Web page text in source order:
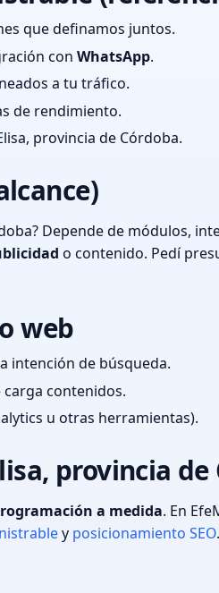
que definamos juntos.
con WhatsApp.
a tu tráfico.
de rendimiento.
provincia de Córdoba.
Depende de módulos,
o contenido. Pedí
web
intención de búsqueda.
contenidos.
u otras herramientas).
provincia de
a medida. En
y posicionamiento SEO.